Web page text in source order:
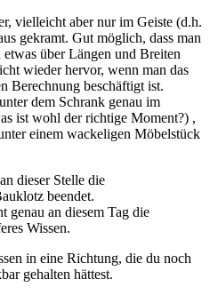
vielleicht aber nur im Geiste (d.h.
gekramt. Gut möglich, dass man
über Längen und Breiten
wieder hervor, wenn man das
Berechnung beschäftigt ist.
dem Schrank genau im
ist wohl der richtige Moment?) ,
einem wackeligen Möbelstück
dieser Stelle die
beendet.
genau an diesem Tag die
Wissen.
in eine Richtung, die du noch
gehalten hättest.